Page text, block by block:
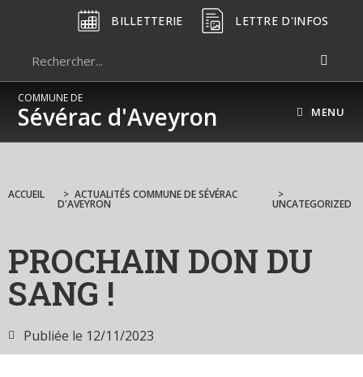
BILLETTERIE LETTRE D'INFOS
COMMUNE DE
Sévérac d'Aveyron MENU
ACCUEIL > ACTUALITÉS COMMUNE DE SÉVÉRAC
D'AVEYRON
>
UNCATEGORIZED
PROCHAIN DON DU
SANG !
Publiée le 12/11/2023